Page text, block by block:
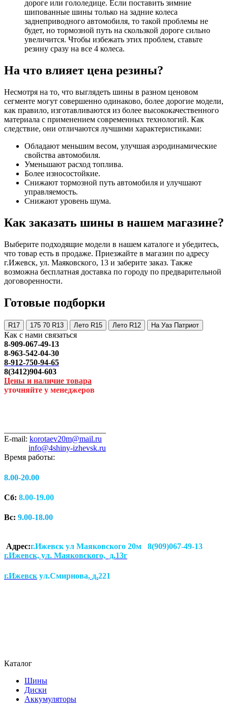
дороге или гололедице. Если поставить зимние
шипованные шины только на задние колеса
заднеприводного автомобиля, то такой проблемы не
будет, но тормозной путь на скользкой дороге сильно
увеличится. Чтобы избежать этих проблем, ставьте
резину сразу на все 4 колеса.
На что влияет цена резины?
Несмотря на то, что выглядеть шины в разном ценовом
сегменте могут совершенно одинаково, более дорогие модели,
как правило, изготавливаются из более высококачественного
материала с применением современных технологий. Как
следствие, они отличаются лучшими характеристиками:
Обладают меньшим весом, улучшая аэродинамические
свойства автомобиля.
Уменьшают расход топлива.
Более износостойкие.
Снижают тормозной путь автомобиля и улучшают
управляемость.
Снижают уровень шума.
Как заказать шины в нашем магазине?
Выберите подходящие модели в нашем каталоге и убедитесь,
что товар есть в продаже. Приезжайте в магазин по адресу
г.Ижевск, ул. Маяковского, 13 и заберите заказ. Также
возможна бесплатная доставка по городу по предварительной
договоренности.
Готовые подборки
R17 175 70 R13 Лето R15 Лето R12 На Уаз Патриот
Как с нами связаться
8-909-067-49-13
8-963-542-04-30
8-912-750-94-65
8(3412)904-603
Цены и наличие товара
уточняйте у менеджеров
E-mail: korotaev20m@mail.ru
info@4shiny-izhevsk.ru
Время работы:
8.00-20.00
Сб: 8.00-19.00
Вс: 9.00-18.00
Адрес:г.Ижевск ул Маяковского 20м 8(909)067-49-13
г.Ижевск, ул. Маяковского, д.13г
г.Ижевск ул.Смирнова, д.221
Каталог
Шины
Диски
Аккумуляторы